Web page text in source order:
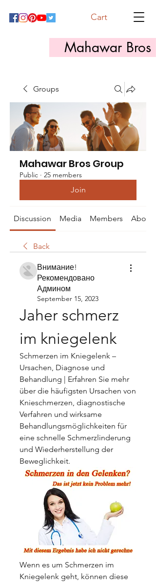
Mahawar Bros
Cart
Groups
Mahawar Bros Group
Public · 25 members
Join
Discussion Media Members About
Back
Внимание!
Рекомендовано
Админом
September 15, 2023
Jaher schmerz
im kniegelenk
Schmerzen im Kniegelenk –
Ursachen, Diagnose und
Behandlung | Erfahren Sie mehr
über die häufigsten Ursachen von
Knieschmerzen, diagnostische
Verfahren und wirksame
Behandlungsmöglichkeiten für
eine schnelle Schmerzlinderung
und Wiederherstellung der
Beweglichkeit.
Wenn es um Schmerzen im
Kniegelenk geht, können diese